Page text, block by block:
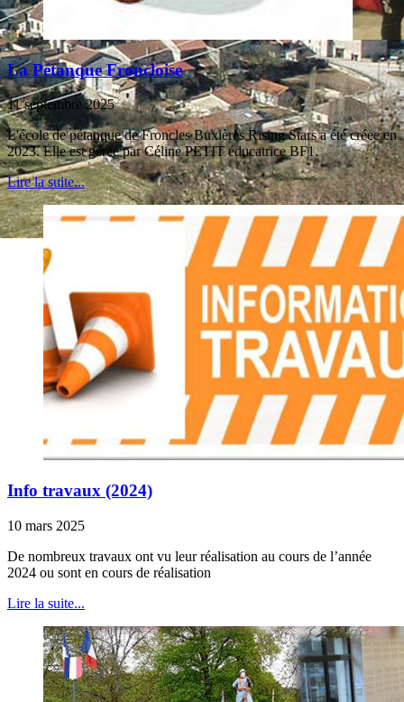
La Pétanque Froncloise
11 septembre 2025
L'école de pétanque de Froncles Buxières Rising Stars a été créee en
2023. Elle est gérée par Céline PETIT éducatrice BF1.
Lire la suite...
Info travaux (2024)
10 mars 2025
De nombreux travaux ont vu leur réalisation au cours de l’année
2024 ou sont en cours de réalisation
Lire la suite...